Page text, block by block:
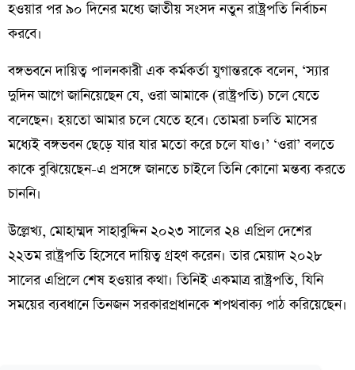
হওয়ার পর ৯০ দিনের মধ্যে জাতীয় সংসদ নতুন রাষ্ট্রপতি নির্বাচন
করবে।
বঙ্গভবনে দায়িত্ব পালনকারী এক কর্মকর্তা যুগান্তরকে বলেন, ‘স্যার
দুদিন আগে জানিয়েছেন যে, ওরা আমাকে (রাষ্ট্রপতি) চলে যেতে
বলেছেন। হয়তো আমার চলে যেতে হবে। তোমরা চলতি মাসের
মধ্যেই বঙ্গভবন ছেড়ে যার যার মতো করে চলে যাও।’ ‘ওরা’ বলতে
কাকে বুঝিয়েছেন-এ প্রসঙ্গে জানতে চাইলে তিনি কোনো মন্তব্য করতে
চাননি।
উল্লেখ্য, মোহাম্মদ সাহাবুদ্দিন ২০২৩ সালের ২৪ এপ্রিল দেশের
২২তম রাষ্ট্রপতি হিসেবে দায়িত্ব গ্রহণ করেন। তার মেয়াদ ২০২৮
সালের এপ্রিলে শেষ হওয়ার কথা। তিনিই একমাত্র রাষ্ট্রপতি, যিনি
সময়ের ব্যবধানে তিনজন সরকারপ্রধানকে শপথবাক্য পাঠ করিয়েছেন।